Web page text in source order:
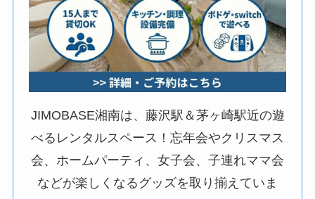
JIMOBASE湘南は、藤沢駅＆茅ヶ崎駅近の遊
べるレンタルスペース！忘年会やクリスマス
会、ホームパーティ、女子会、子連れママ会
などが楽しくなるグッズを取り揃えていま